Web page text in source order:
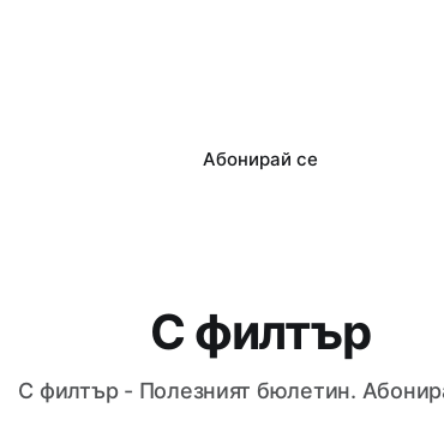
Абонирай се
С филтър
С филтър - Полезният бюлетин.